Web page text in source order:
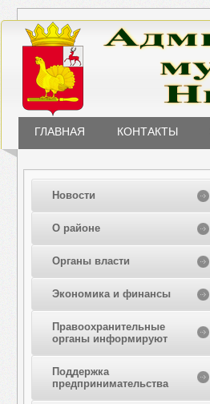
ГЛАВНАЯ КОНТАКТЫ
Новости
О районе
Органы власти
Экономика и финансы
Правоохранительные
органы информируют
Поддержка
предпринимательства